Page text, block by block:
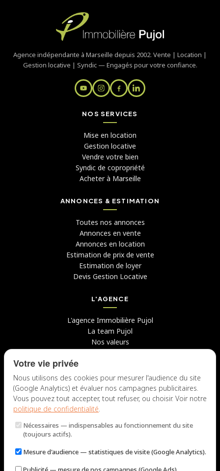
Agence indépendante à Marseille depuis 2002. Vente | Location |
Gestion locative | Syndic — Engagés pour votre confiance.
NOS SERVICES
Mise en location
Gestion locative
Vendre votre bien
Syndic de copropriété
Acheter à Marseille
ANNONCES & ESTIMATION
Toutes nos annonces
Annonces en vente
Annonces en location
Estimation de prix de vente
Estimation de loyer
Devis Gestion Locative
L'AGENCE
L'agence Immobilière Pujol
La team Pujol
Nos valeurs
Avis clients
Candidater chez nous
NOUS CONTACTER
Lun – Jeu : 9h – 12h / 14h – 18h
Votre vie privée
Nous utilisons des cookies pour mesurer l'audience du site
(Google Analytics) et évaluer nos campagnes publicitaires.
Vous pouvez tout accepter, tout refuser, ou choisir. Voir notre
politique de confidentialité.
Nécessaires — indispensables au fonctionnement du site
(toujours actifs).
Mesure d'audience — statistiques de visite (Google Analytics).